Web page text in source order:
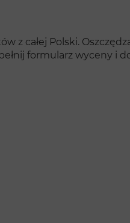
z całej Polski.
formularz wyceny i